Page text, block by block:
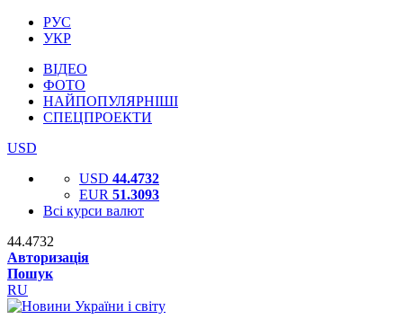
РУС
УКР
ВІДЕО
ФОТО
НАЙПОПУЛЯРНІШІ
СПЕЦПРОЕКТИ
USD
USD 44.4732
EUR 51.3093
Всі курси валют
44.4732
Авторизація
Пошук
RU